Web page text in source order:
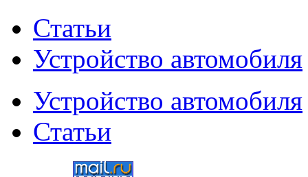
Статьи
Устройство автомобиля
Устройство автомобиля
Статьи